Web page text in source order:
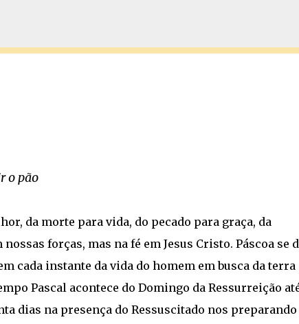
o pão
da morte para vida, do pecado para graça, da
forças, mas na fé em Jesus Cristo. Páscoa se
cada instante da vida do homem em busca da terra
Pascal acontece do Domingo da Ressurreição
dias na presença do Ressuscitado nos preparando